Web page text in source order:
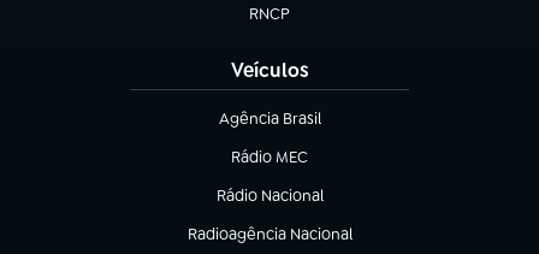
RNCP
(abre em nova aba)
Veículos
Agência Brasil
(abre em nova aba)
Rádio MEC
(abre em nova aba)
Rádio Nacional
Radioagência Nacional
(abre em nova aba)